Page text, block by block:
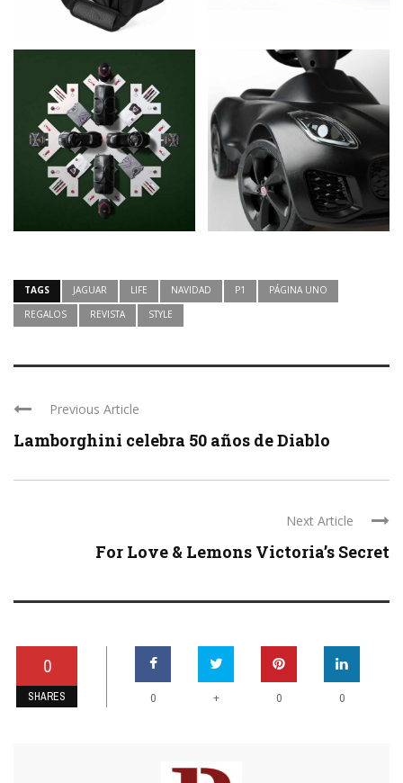
TAGS JAGUAR LIFE NAVIDAD P1
PÁGINA UNO
REGALOS
REVISTA STYLE
Previous Article
Lamborghini celebra 50 años de Diablo
Next Article
For Love & Lemons Victoria’s Secret
0
SHARES 0 + 0 0